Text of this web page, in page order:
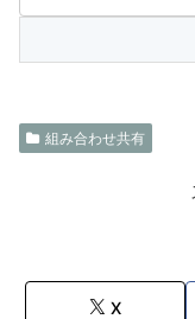
組み合わせ共有
X